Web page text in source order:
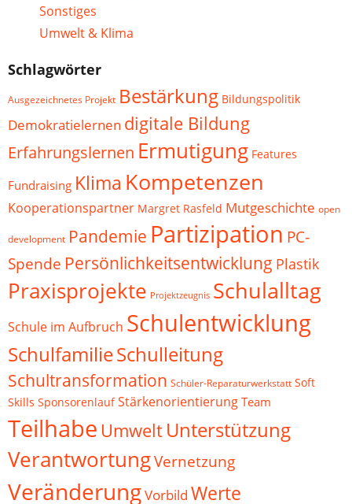
Sonstiges
Umwelt & Klima
Schlagwörter
Ausgezeichnetes Projekt Bestärkung Bildungspolitik
Demokratielernen digitale Bildung
Erfahrungslernen Ermutigung Features
Fundraising Klima Kompetenzen
Kooperationspartner Margret Rasfeld Mutgeschichte open
development Pandemie Partizipation PC-
Spende Persönlichkeitsentwicklung Plastik
Praxisprojekte Projektzeugnis Schulalltag
Schule im Aufbruch Schulentwicklung
SchulfamilieSchulleitung
Schultransformation Schüler-Reparaturwerkstatt Soft
Skills Sponsorenlauf Stärkenorientierung Team
Teilhabe Umwelt Unterstützung
VerantwortungVernetzung
VeränderungVorbild Werte